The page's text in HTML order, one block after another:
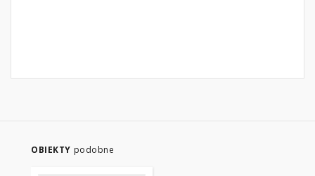
OBIEKTY podobne